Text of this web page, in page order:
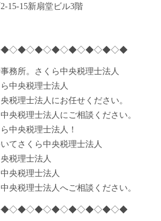
15-15新扇堂ビル3階
務所。さくら中央税理士法人
中央税理士法人
税理士法人にお任せください。
央税理士法人にご相談ください。
中央税理士法人！
てさくら中央税理士法人
税理士法人
央税理士法人
央税理士法人へご相談ください。